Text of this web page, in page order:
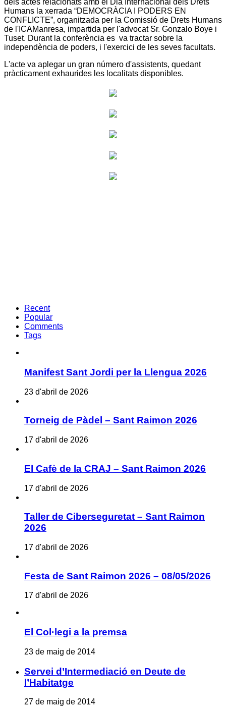
Humans la xerrada “DEMOCRÀCIA I PODERS EN
CONFLICTE”, organitzada per la Comissió de Drets Humans
de l'ICAManresa, impartida per l'advocat Sr. Gonzalo Boye i
Tuset. Durant la conferència es va tractar sobre la
independència de poders, i l'exercici de les seves facultats.
L'acte va aplegar un gran número d'assistents, quedant
pràcticament exhaurides les localitats disponibles.
Recent
Popular
Comments
Tags
Manifest Sant Jordi per la Llengua 2026
23 d'abril de 2026
Torneig de Pàdel – Sant Raimon 2026
17 d'abril de 2026
El Cafè de la CRAJ – Sant Raimon 2026
17 d'abril de 2026
Taller de Ciberseguretat – Sant Raimon
2026
17 d'abril de 2026
Festa de Sant Raimon 2026 – 08/05/2026
17 d'abril de 2026
El Col·legi a la premsa
23 de maig de 2014
Servei d’Intermediació en Deute de
l’Habitatge
27 de maig de 2014